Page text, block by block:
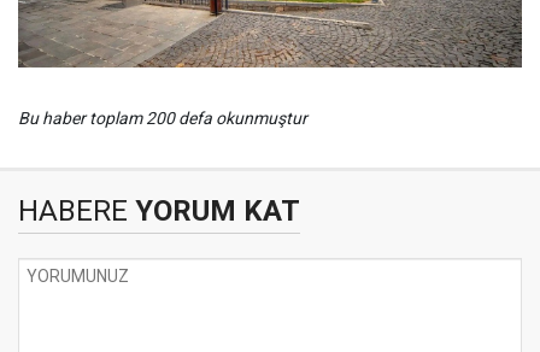
Bu haber toplam 200 defa okunmuştur
HABERE YORUM KAT